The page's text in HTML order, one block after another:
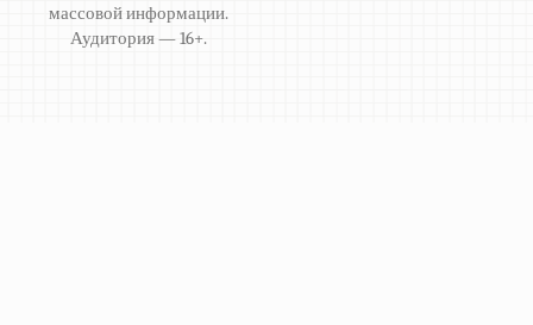
массовой информации.
Аудитория — 16+.